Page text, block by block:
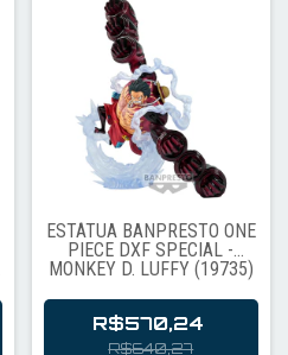
ESTÁTUA BANPRESTO ONE
PIECE DXF SPECIAL -
MONKEY D. LUFFY (19735)
R$570,24
R$640,27